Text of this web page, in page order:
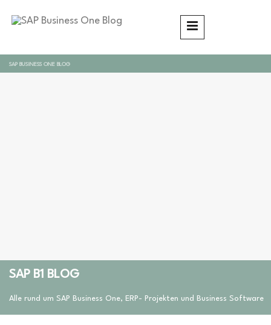
SAP BUSINESS ONE BLOG
SAP B1 BLOG
Alle rund um SAP Business One, ERP- Projekten und Business Software